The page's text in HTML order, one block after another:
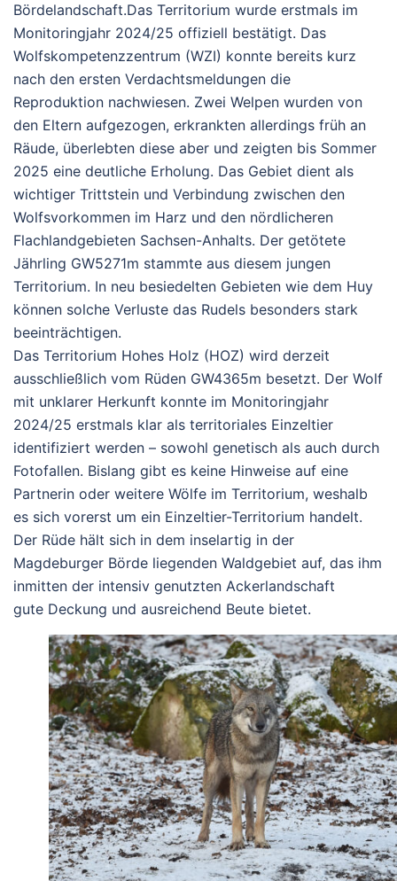
Bördelandschaft.Das Territorium wurde erstmals im
Monitoringjahr 2024/25 offiziell bestätigt. Das
Wolfskompetenzzentrum (WZI) konnte bereits kurz
nach den ersten Verdachtsmeldungen die
Reproduktion nachwiesen. Zwei Welpen wurden von
den Eltern aufgezogen, erkrankten allerdings früh an
Räude, überlebten diese aber und zeigten bis Sommer
2025 eine deutliche Erholung. Das Gebiet dient als
wichtiger Trittstein und Verbindung zwischen den
Wolfsvorkommen im Harz und den nördlicheren
Flachlandgebieten Sachsen-Anhalts. Der getötete
Jährling GW5271m stammte aus diesem jungen
Territorium. In neu besiedelten Gebieten wie dem Huy
können solche Verluste das Rudels besonders stark
beeinträchtigen.
Das Territorium Hohes Holz (HOZ) wird derzeit
ausschließlich vom Rüden GW4365m besetzt. Der Wolf
mit unklarer Herkunft konnte im Monitoringjahr
2024/25 erstmals klar als territoriales Einzeltier
identifiziert werden – sowohl genetisch als auch durch
Fotofallen. Bislang gibt es keine Hinweise auf eine
Partnerin oder weitere Wölfe im Territorium, weshalb
es sich vorerst um ein Einzeltier-Territorium handelt.
Der Rüde hält sich in dem inselartig in der
Magdeburger Börde liegenden Waldgebiet auf, das ihm
inmitten der intensiv genutzten Ackerlandschaft
gute Deckung und ausreichend Beute bietet.